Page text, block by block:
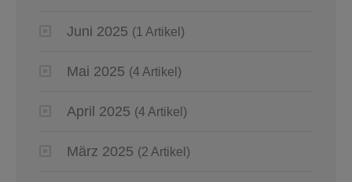
Juni 2025 (1 Artikel)
Mai 2025 (4 Artikel)
April 2025 (4 Artikel)
März 2025 (2 Artikel)